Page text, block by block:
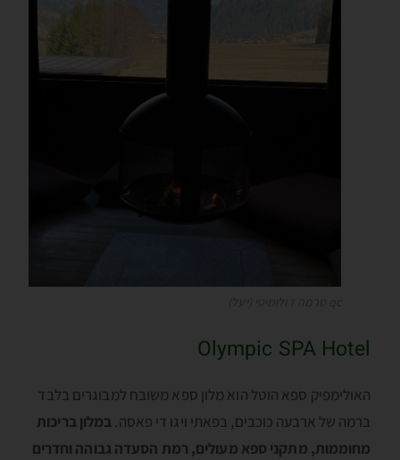
Olympic SPA Hotel
האולימפיק ספא הוטל הוא מלון ספא משובח למבוגרים בלבד
ברמה של ארבעה כוכבים, בפאתי ויגו די פאסה. במלון בריכות
מחוממות, מתקני ספא מעולים, רמת הסעדה גבוהה וחדרים